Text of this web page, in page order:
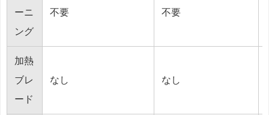
ーニ
ング
不要 不要
加熱
ブレ
ード
なし なし